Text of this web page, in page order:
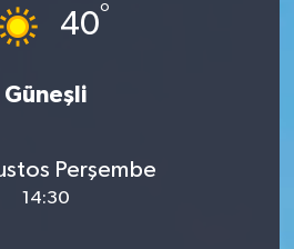
40°
Güneşli
Perşembe
14:30